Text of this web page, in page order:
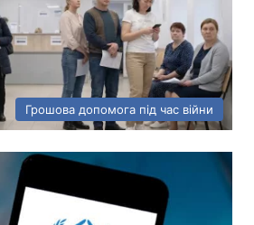
Грошова допомога під час війни